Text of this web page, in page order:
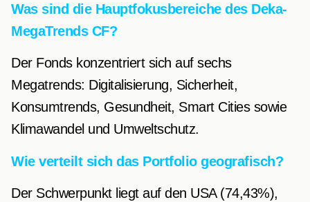
Was sind die Hauptfokusbereiche des Deka-
MegaTrends CF?
Der Fonds konzentriert sich auf sechs
Megatrends: Digitalisierung, Sicherheit,
Konsumtrends, Gesundheit, Smart Cities sowie
Klimawandel und Umweltschutz.
Wie verteilt sich das Portfolio geografisch?
Der Schwerpunkt liegt auf den USA (74,43%),